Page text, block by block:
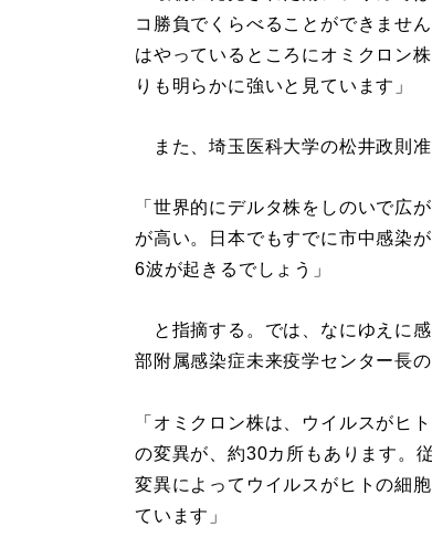
コ勝負でくらべることができませ
はやっているところにオミクロン
りも明らかに強いと見ています」
また、埼玉医科大学の松井政則准
「世界的にデルタ株をしのいで広
が高い。日本でもすでに市中感染
6波が起きるでしょう」
と指摘する。では、なにゆえに
部附属感染症未来疫学センター長
「オミクロン株は、ウイルスがヒ
の変異が、約30カ所もあります。
変異によってウイルスがヒトの細
ています」